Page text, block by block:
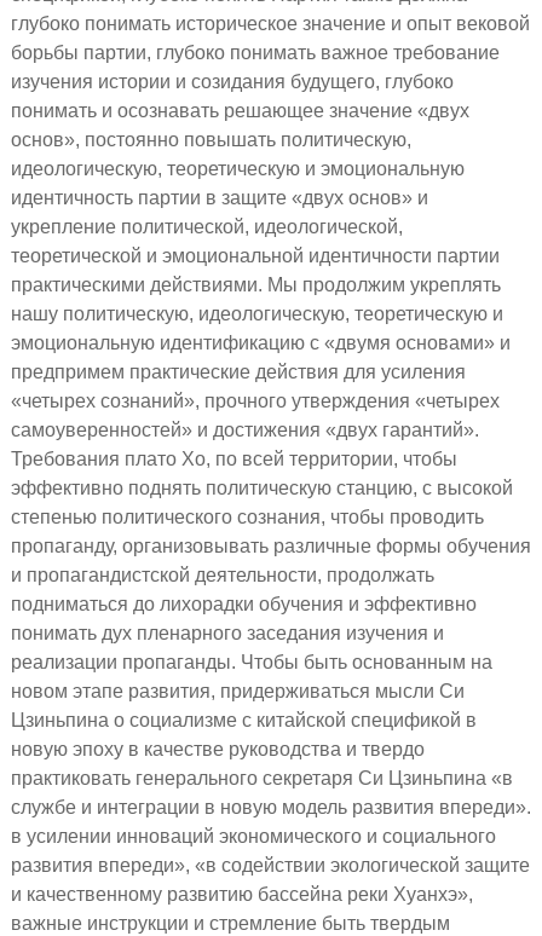
глубоко понимать историческое значение и опыт вековой
борьбы партии, глубоко понимать важное требование
изучения истории и созидания будущего, глубоко
понимать и осознавать решающее значение «двух
основ», постоянно повышать политическую,
идеологическую, теоретическую и эмоциональную
идентичность партии в защите «двух основ» и
укрепление политической, идеологической,
теоретической и эмоциональной идентичности партии
практическими действиями. Мы продолжим укреплять
нашу политическую, идеологическую, теоретическую и
эмоциональную идентификацию с «двумя основами» и
предпримем практические действия для усиления
«четырех сознаний», прочного утверждения «четырех
самоуверенностей» и достижения «двух гарантий».
Требования плато Хо, по всей территории, чтобы
эффективно поднять политическую станцию, с высокой
степенью политического сознания, чтобы проводить
пропаганду, организовывать различные формы обучения
и пропагандистской деятельности, продолжать
подниматься до лихорадки обучения и эффективно
понимать дух пленарного заседания изучения и
реализации пропаганды. Чтобы быть основанным на
новом этапе развития, придерживаться мысли Си
Цзиньпина о социализме с китайской спецификой в
новую эпоху в качестве руководства и твердо
практиковать генерального секретаря Си Цзиньпина «в
службе и интеграции в новую модель развития впереди».
в усилении инноваций экономического и социального
развития впереди», «в содействии экологической защите
и качественному развитию бассейна реки Хуанхэ»,
важные инструкции и стремление быть твердым